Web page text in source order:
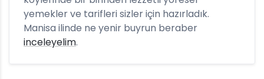
yemekler ve tarifleri sizler için hazırladık.
Manisa ilinde ne yenir buyrun beraber
inceleyelim.